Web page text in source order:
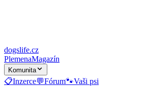
dogslife.cz
PlemenaMagazín
Komunita
📋Inzerce💬Fórum🐾Vaši psi